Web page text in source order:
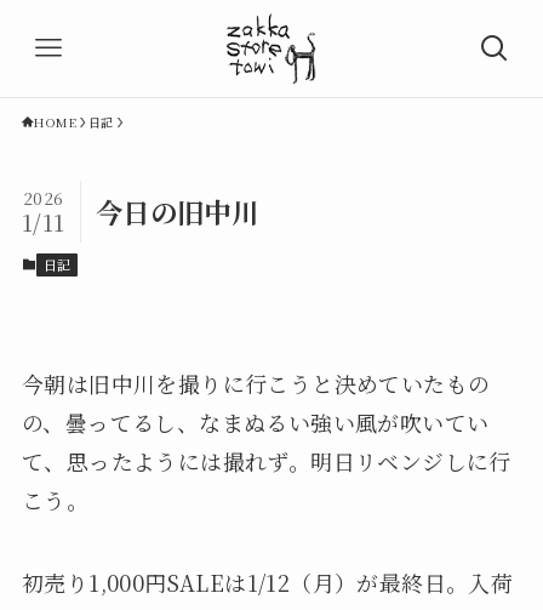
HOME 日記
今日の旧中川
2026
1/11
日記
今朝は旧中川を撮りに行こうと決めていたもの
の、曇ってるし、なまぬるい強い風が吹いてい
て、思ったようには撮れず。明日リベンジしに行
こう。
初売り1,000円SALEは1/12（月）が最終日。入荷